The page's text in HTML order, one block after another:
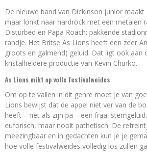
De nieuwe band van Dickinson junior
maar lonkt naar hardrock met een metalen
Disturbed en Papa Roach: pakkende
randje. Het Britse As Lions heeft een zeer
groots en galmend) geluid. Dat ligt ook aan
kristalheldere productie van Kevin Churko.
As Lions mikt op volle festivalweides
Om op te vallen in dit genre moet je van
Lions bewijst dat de appel niet ver van de
heeft – net als zijn pa – een fraai
euforisch, maar nooit pathetisch. De
meezingbaar en in gedachten kun je je
hoe volle festivalweides volledig los zullen